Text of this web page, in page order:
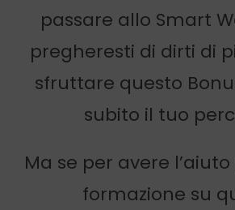
passare allo Smart
pregheresti di dirti di
sfruttare questo
subito il tuo
Ma se per avere
formazione su